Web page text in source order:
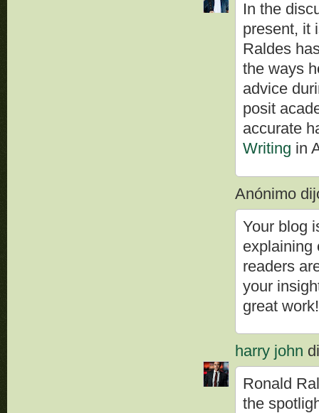
In the
present, it
Raldes
the ways
advice
posit
accurate
Writing in
Anónimo
Your blog
explaining
readers
your
great work!
harry john
Ronald
the